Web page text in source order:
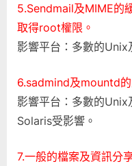
5.Sendmail及MIME
取得root權限。
影響平台：多數的Unix
6.sadmind及mountd的
影響平台：多數的
Solaris受影響。
7.一般的檔案及資訊分